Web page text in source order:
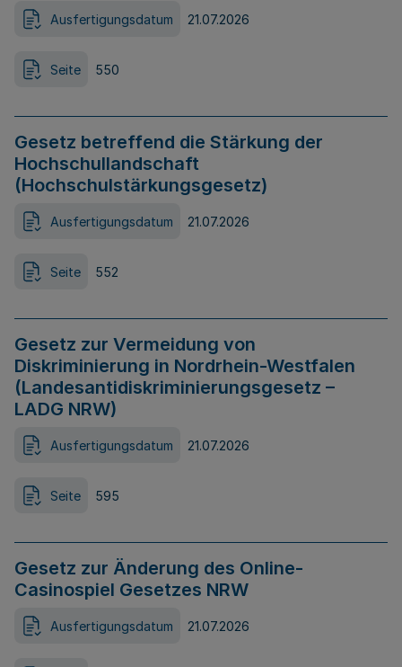
Ausfertigungsdatum 21.07.2026
Seite 550
Gesetz betreffend die Stärkung der
Hochschullandschaft
(Hochschulstärkungsgesetz)
Ausfertigungsdatum 21.07.2026
Seite 552
Gesetz zur Vermeidung von
Diskriminierung in Nordrhein-Westfalen
(Landesantidiskriminierungsgesetz –
LADG NRW)
Ausfertigungsdatum 21.07.2026
Seite 595
Gesetz zur Änderung des Online-
Casinospiel Gesetzes NRW
Ausfertigungsdatum 21.07.2026